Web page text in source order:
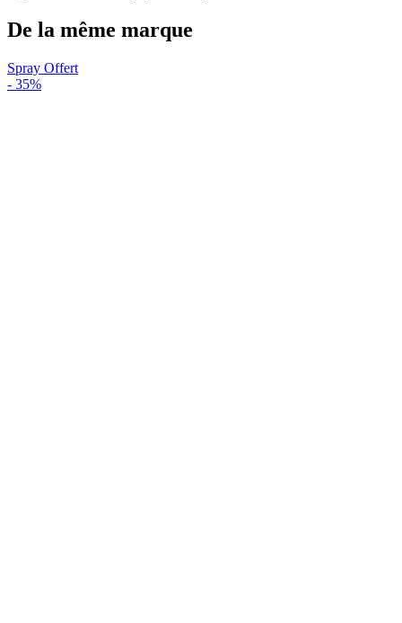
De la même marque
Spray Offert
- 35%